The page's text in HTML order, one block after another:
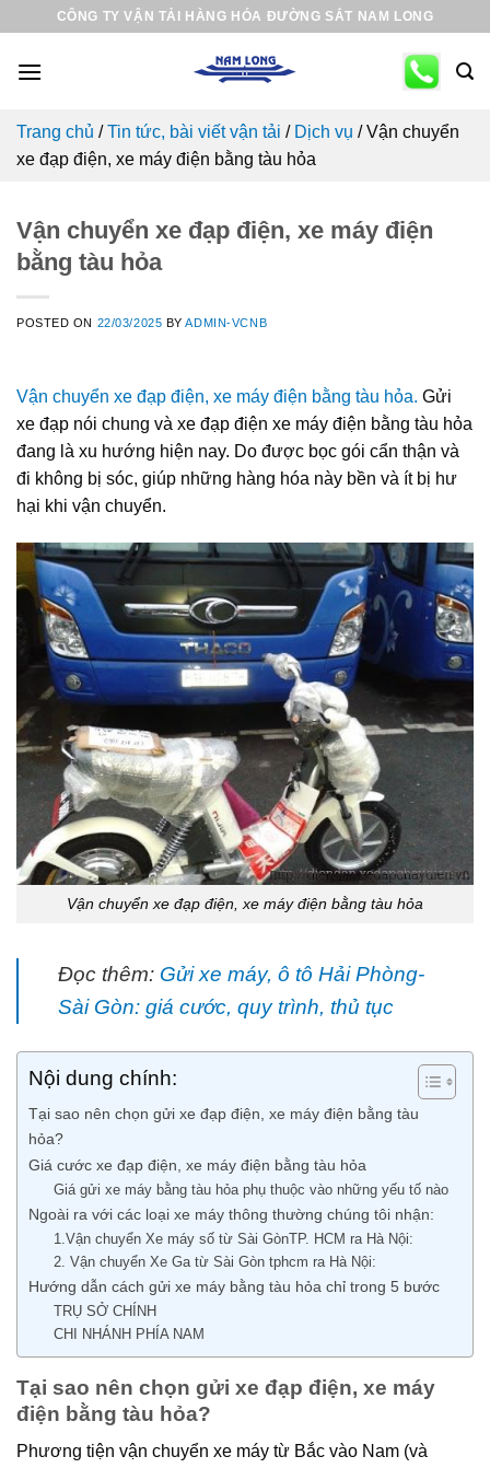
content
CÔNG TY VẬN TẢI HÀNG HÓA ĐƯỜNG SẮT NAM LONG
Trang chủ /Tin tức, bài viết vận tải / Dịch vụ /Vận chuyển
xe đạp điện, xe máy điện bằng tàu hỏa
Vận chuyển xe đạp điện, xe máy điện
bằng tàu hỏa
POSTED ON 22/03/2025 BYADMIN-VCNB
Vận chuyển xe đạp điện, xe máy điện bằng tàu hỏa. Gửi
xe đạp nói chung và xe đạp điện xe máy điện bằng tàu hỏa
đang là xu hướng hiện nay. Do được bọc gói cẩn thận và
đi không bị sóc, giúp những hàng hóa này bền và ít bị hư
hại khi vận chuyển.
Vận chuyển xe đạp điện, xe máy điện bằng tàu hỏa
Đọc thêm: Gửi xe máy, ô tô Hải Phòng-
Sài Gòn: giá cước, quy trình, thủ tục
Nội dung chính:
Tại sao nên chọn gửi xe đạp điện, xe máy điện bằng tàu
hỏa?
Giá cước xe đạp điện, xe máy điện bằng tàu hỏa
Giá gửi xe máy bằng tàu hỏa phụ thuộc vào những yếu tố nào
Ngoài ra với các loại xe máy thông thường chúng tôi nhận:
1.Vận chuyển Xe máy số từ Sài GònTP. HCM ra Hà Nội:
2. Vận chuyển Xe Ga từ Sài Gòn tphcm ra Hà Nội:
Hướng dẫn cách gửi xe máy bằng tàu hỏa chỉ trong 5 bước
TRỤ SỞ CHÍNH
CHI NHÁNH PHÍA NAM
Tại sao nên chọn gửi xe đạp điện, xe máy
điện bằng tàu hỏa?
Phương tiện vận chuyển xe máy từ Bắc vào Nam (và